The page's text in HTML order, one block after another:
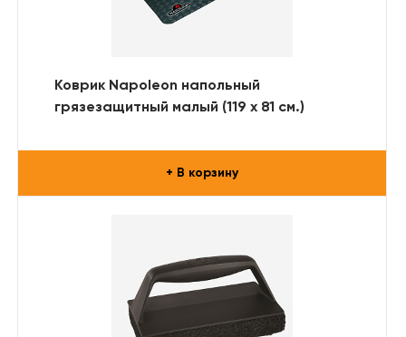
Коврик Napoleon напольный
грязезащитный малый (119 х 81 см.)
+ В корзину